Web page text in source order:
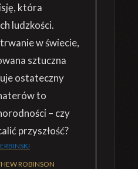
która
ludzkości.
w świecie,
sztuczna
ostateczny
to
– czy
przyszłość?
ROBINSON